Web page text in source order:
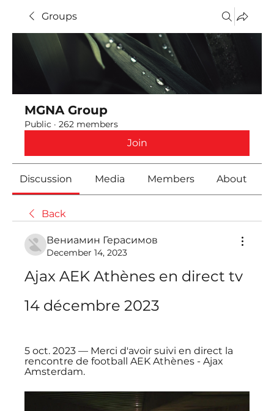
Groups
MGNA Group
Public · 262 members
Join
Discussion Media Members About
Back
Вениамин Герасимов
December 14, 2023
Ajax AEK Athènes en direct tv
14 décembre 2023
5 oct. 2023 — Merci d'avoir suivi en direct la
rencontre de football AEK Athènes - Ajax
Amsterdam.